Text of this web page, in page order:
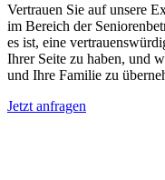
Vertrauen Sie auf unsere
im Bereich der
es ist, eine
Ihrer Seite zu haben, und
und Ihre Familie zu
Jetzt anfragen